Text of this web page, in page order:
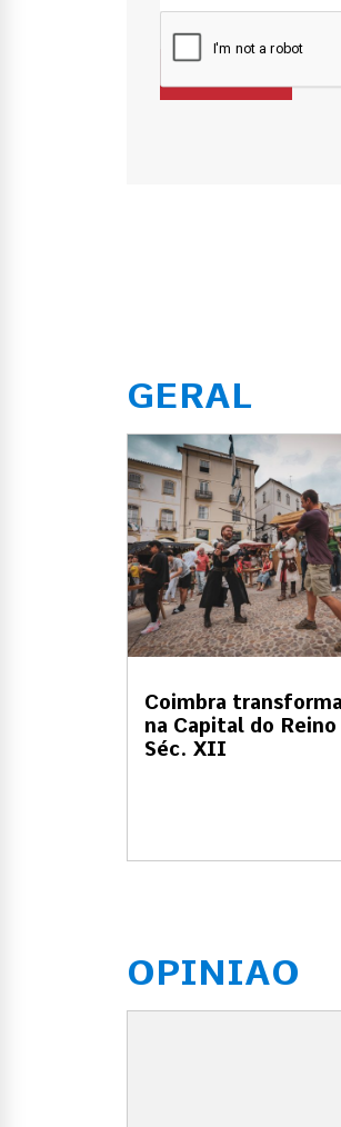
GERAL
Coimbra
na Capital do Reino
Séc. XII
OPINIAO